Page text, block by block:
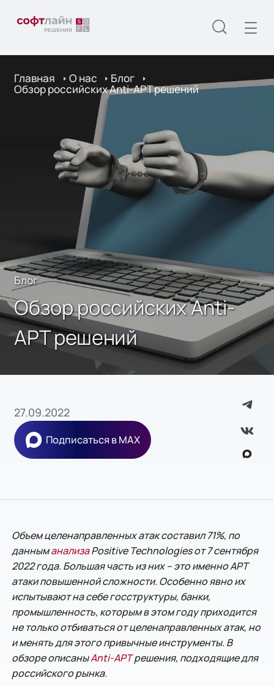
Главная О нас Блог
Обзор российских Anti-APT решений
Блог
Обзор российских Anti-
APT решений
27.09.2022
Подписаться в MAX
Объем целенаправленных атак составил 71%, по
данныманализаPositive Technologies от 7 сентября
2022 года. Большая часть из них – это именно APT
атаки повышенной сложности. Особенно явно их
испытывают на себе госструктуры, банки,
промышленность, которым в этом году приходится
не только отбиваться от целенаправленных атак, но
и менять для этого привычные инструменты. В
обзоре описаныAnti-APTрешения, подходящие для
российского рынка.